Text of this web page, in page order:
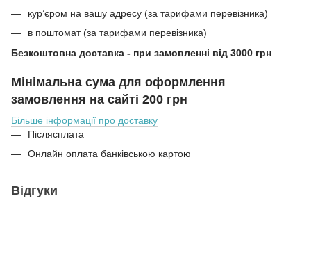
кур’єром на вашу адресу (за тарифами перевізника)
в поштомат (за тарифами перевізника)
Безкоштовна доставка - при замовленні від 3000 грн
Мінімальна сума для оформлення
замовлення на сайті 200 грн
Більше інформації про доставку
Післясплата
Онлайн оплата банківською картою
Відгуки